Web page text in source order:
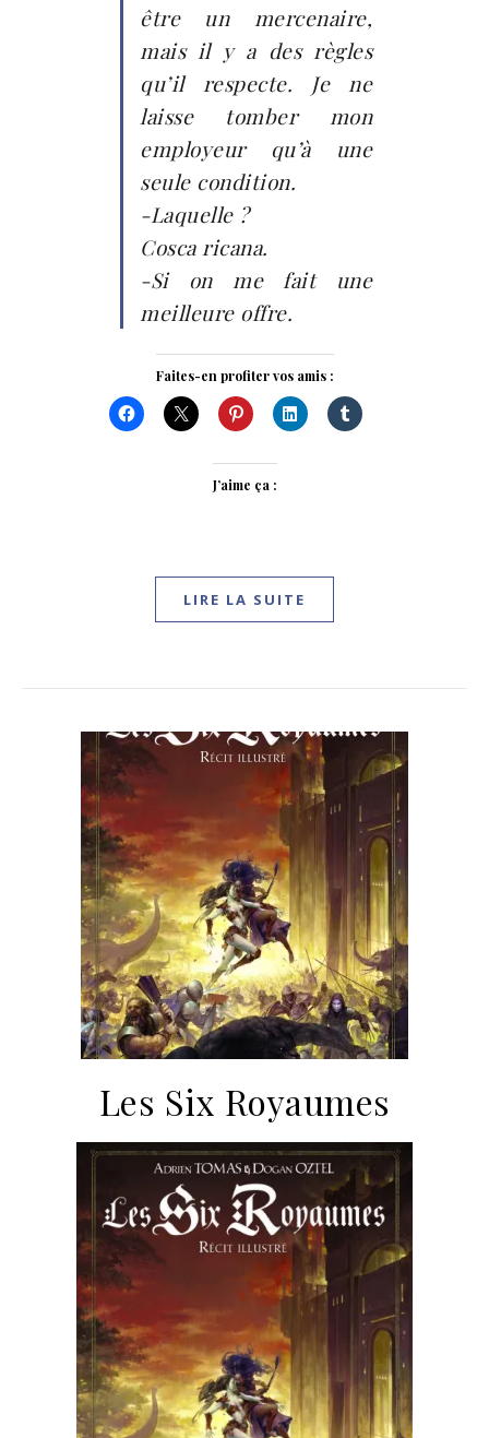
être un mercenaire,
mais il y a des règles
qu’il respecte. Je ne
laisse tomber mon
employeur qu’à une
seule condition.
-Laquelle ?
Cosca ricana.
-Si on me fait une
meilleure offre.
Faites-en profiter vos amis :
J’aime ça :
LIRE LA SUITE
Les Six Royaumes